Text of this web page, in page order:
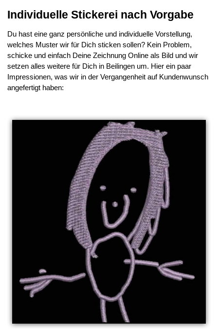
Individuelle Stickerei nach Vorgabe
Du hast eine ganz persönliche und individuelle Vorstellung,
welches Muster wir für Dich sticken sollen? Kein Problem,
schicke und einfach Deine Zeichnung Online als Bild und wir
setzen alles weitere für Dich in Beilingen um. Hier ein paar
Impressionen, was wir in der Vergangenheit auf Kundenwunsch
angefertigt haben: